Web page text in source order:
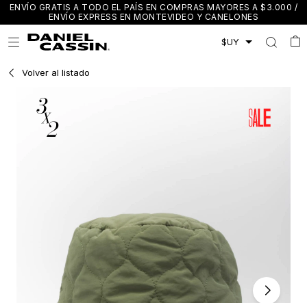
ENVÍO GRATIS A TODO EL PAÍS EN COMPRAS MAYORES A $3.000 /
ENVÍO EXPRESS EN MONTEVIDEO Y CANELONES

Volver al listado